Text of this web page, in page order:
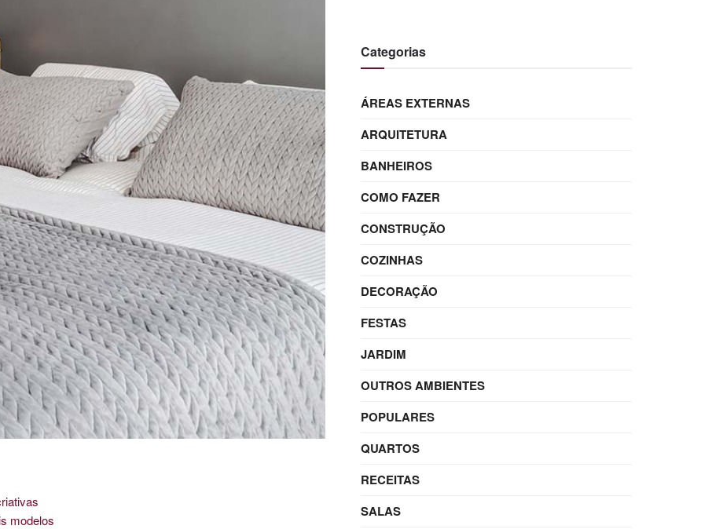
modelos
Categorias
ÁREAS EXTERNAS
ARQUITETURA
BANHEIROS
COMO FAZER
CONSTRUÇÃO
COZINHAS
DECORAÇÃO
FESTAS
JARDIM
OUTROS AMBIENTES
POPULARES
QUARTOS
RECEITAS
SALAS